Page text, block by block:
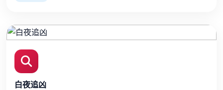
白夜追凶